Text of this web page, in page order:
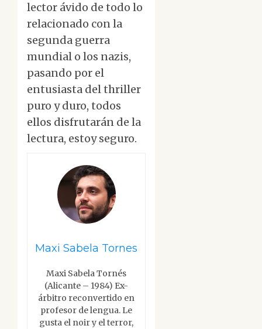
lector ávido de todo lo
relacionado con la
segunda guerra
mundial o los nazis,
pasando por el
entusiasta del thriller
puro y duro, todos
ellos disfrutarán de la
lectura, estoy seguro.
Maxi Sabela Tornes
Maxi Sabela Tornés
(Alicante – 1984) Ex-
árbitro reconvertido en
profesor de lengua. Le
gusta el noir y el terror,